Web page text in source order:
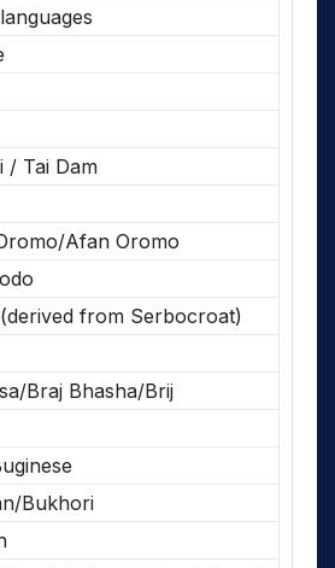
/ Tai Dam
Afan Oromo
from Serbocroat)
Braj Bhasha/Brij
Bukhori